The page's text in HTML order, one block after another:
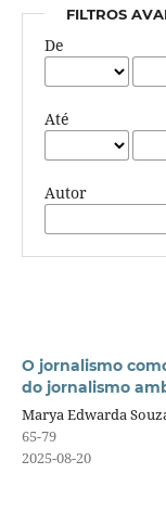
FILTROS
De
Até
Autor
O jornalismo
do jornalismo
Marya Edwarda
65-79
2025-08-20